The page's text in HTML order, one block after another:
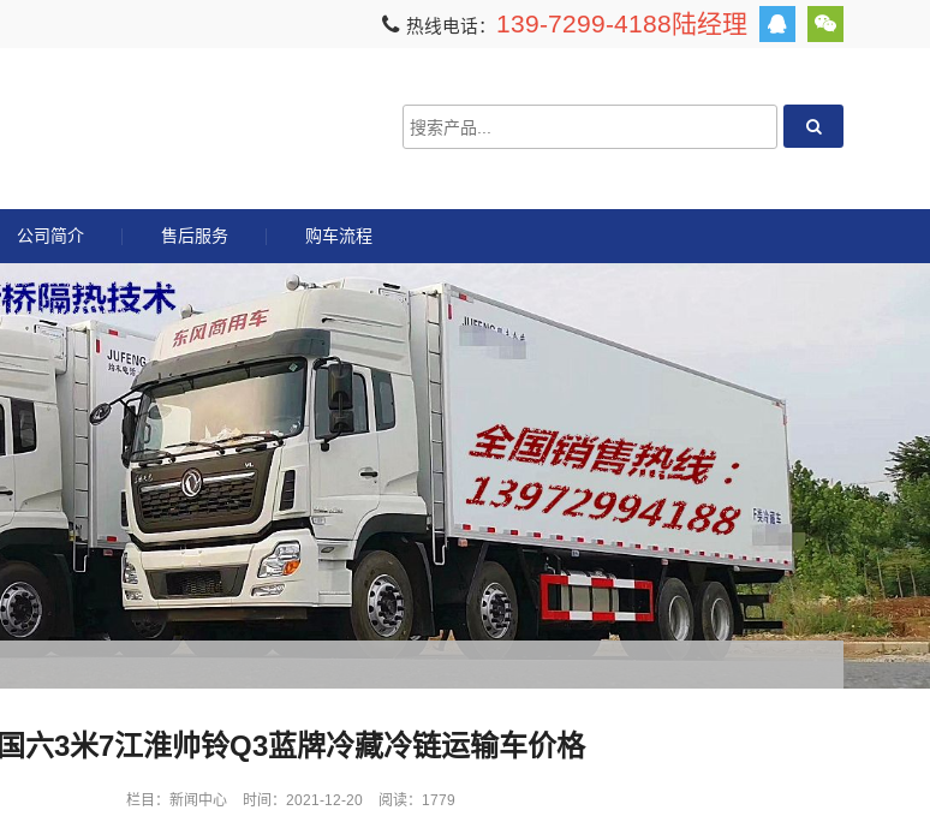
热线电话： 139-7299-4188陆经理
公司简介 售后服务 购车流程
国六3米7江淮帅铃Q3蓝牌冷藏冷链运输车价格
栏目： 新闻中心 时间：2021-12-20 阅读：1779